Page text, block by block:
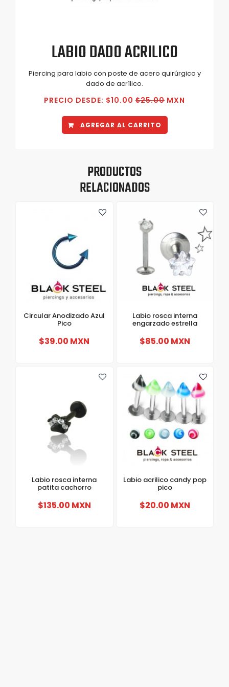
LABIO DADO ACRILICO
Piercing para labio con poste de acero quirúrgico y
dado de acrílico.
PRECIO DESDE: $10.00 $25.00 MXN
AGREGAR AL CARRITO
PRODUCTOS
RELACIONADOS
Circular Anodizado Azul
Pico
$39.00 MXN
Labio rosca interna
engarzado estrella
$85.00 MXN
Labio rosca interna
patita cachorro
$135.00 MXN
Labio acrilico candy pop
pico
$20.00 MXN